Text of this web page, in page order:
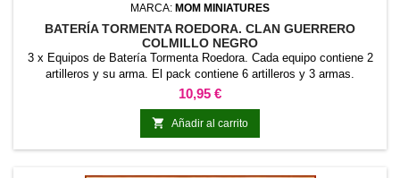
MARCA: MOM MINIATURES
BATERÍA TORMENTA ROEDORA. CLAN GUERRERO
COLMILLO NEGRO
3 x Equipos de Batería Tormenta Roedora. Cada equipo contiene 2
artilleros y su arma. El pack contiene 6 artilleros y 3 armas.
Precio
10,95 €
 Añadir al carrito